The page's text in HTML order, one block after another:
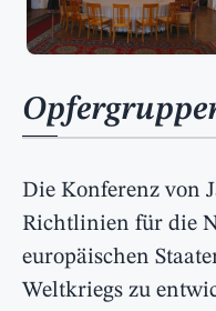
Die Konferenz von
Richtlinien für die
europäischen
Weltkriegs zu